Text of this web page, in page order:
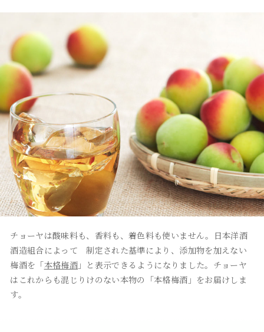
チョーヤは酸味料も、香料も、着色料も使いません。日本洋酒
酒造組合によって 制定された基準により、添加物を加えない
梅酒を「本格梅酒 」と表示できるようになりました。チョーヤ
はこれからも混じりけのない本物の「本格梅酒」をお届けしま
す。